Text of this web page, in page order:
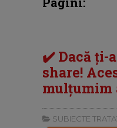
✔️ Dacă ți-
share!
mulțumim
SUBIECTE